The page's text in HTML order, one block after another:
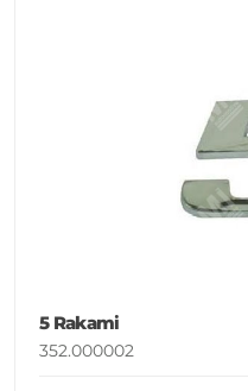
5 Rakami
352.000002